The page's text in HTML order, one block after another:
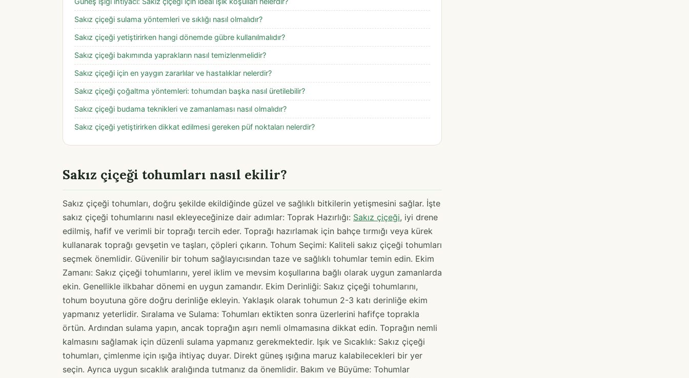
Sakız çiçeği sulama yöntemleri ve sıklığı nasıl olmalıdır?
Sakız çiçeği yetiştirirken hangi dönemde gübre kullanılmalıdır?
Sakız çiçeği bakımında yaprakların nasıl temizlenmelidir?
Sakız çiçeği için en yaygın zararlılar ve hastalıklar nelerdir?
Sakız çiçeği çoğaltma yöntemleri: tohumdan başka nasıl üretilebilir?
Sakız çiçeği budama teknikleri ve zamanlaması nasıl olmalıdır?
Sakız çiçeği yetiştirirken dikkat edilmesi gereken püf noktaları nelerdir?
Sakız çiçeği tohumları nasıl ekilir?
Sakız çiçeği tohumları, doğru şekilde ekildiğinde güzel ve sağlıklı bitkilerin yetişmesini sağlar. İşte
sakız çiçeği tohumlarını nasıl ekleyeceğinize dair adımlar: Toprak Hazırlığı: Sakız çiçeği, iyi drene
edilmiş, hafif ve verimli bir toprağı tercih eder. Toprağı hazırlamak için bahçe tırmığı veya kürek
kullanarak toprağı gevşetin ve taşları, çöpleri çıkarın. Tohum Seçimi: Kaliteli sakız çiçeği tohumları
seçmek önemlidir. Güvenilir bir tohum sağlayıcısından taze ve sağlıklı tohumlar temin edin. Ekim
Zamanı: Sakız çiçeği tohumlarını, yerel iklim ve mevsim koşullarına bağlı olarak uygun zamanlarda
ekin. Genellikle ilkbahar dönemi en uygun zamandır. Ekim Derinliği: Sakız çiçeği tohumlarını,
tohum boyutuna göre doğru derinliğe ekleyin. Yaklaşık olarak tohumun 2-3 katı derinliğe ekim
yapmanız yeterlidir. Sıralama ve Sulama: Tohumları ektikten sonra üzerlerini hafifçe toprakla
örtün. Ardından sulama yapın, ancak toprağın aşırı nemli olmamasına dikkat edin. Toprağın nemli
kalmasını sağlamak için düzenli sulama yapmanız gerekmektedir. Işık ve Sıcaklık: Sakız çiçeği
tohumları, çimlenme için ışığa ihtiyaç duyar. Direkt güneş ışığına maruz kalabilecekleri bir yer
seçin. Ayrıca uygun sıcaklık aralığında tutmanız da önemlidir. Bakım ve Büyüme: Tohumlar